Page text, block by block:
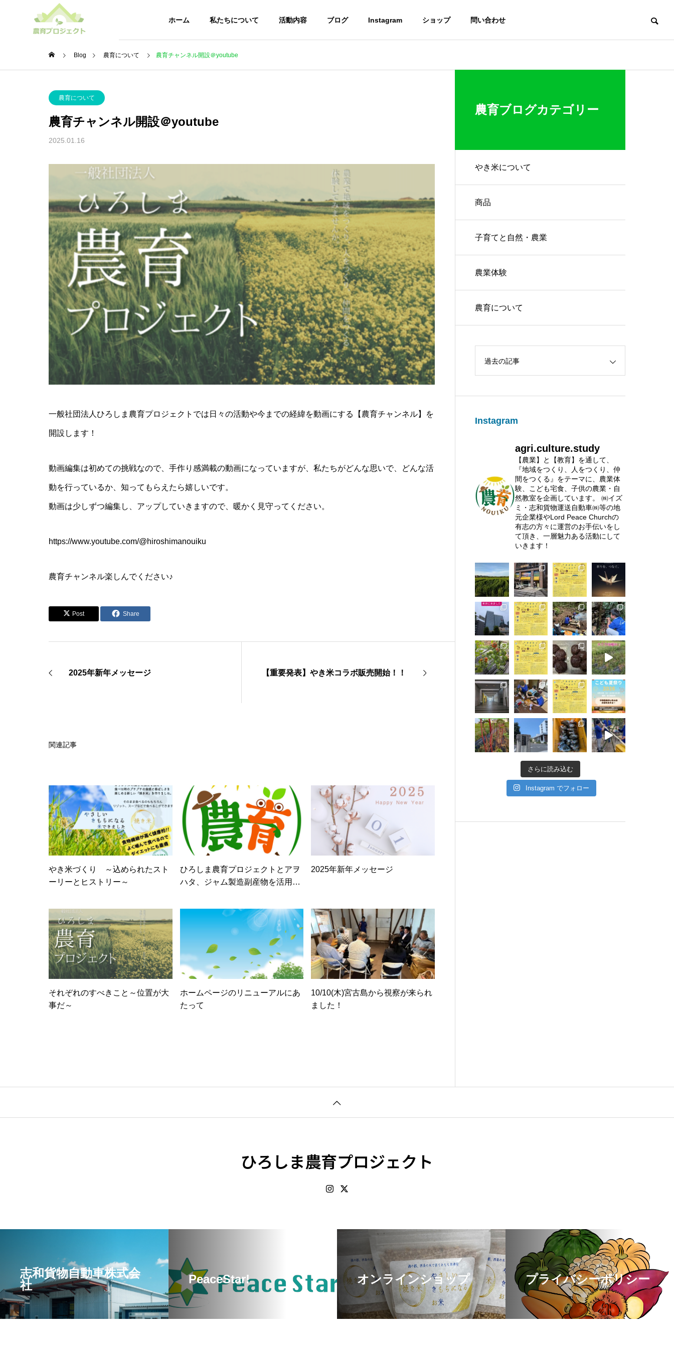
ホーム 私たちについて 活動内容 ブログ Instagram ショップ 問い合わせ
企業概要
農育ぶちうま宅食便 焼き米プロジェクト
農育ブログ
を活用した資源循環の取り組
みを本格開始 ～ジャム製造工
程の副産物を土づくりに有効
活用し、地域における循環型
農業モデルの構築を目指す～
岡山県笠岡市より視察が来ら
れました！
産物応援登録制度に採択され
Blog 農育について 農育チャンネル開設＠youtube
農育について
農育チャンネル開設＠youtube
2025.01.16
一般社団法人ひろしま農育プロジェクトでは日々の活動や今までの経緯を動画にする【農育チャンネル】を
開設します！
動画編集は初めての挑戦なので、手作り感満載の動画になっていますが、私たちがどんな思いで、どんな活
動を行っているか、知ってもらえたら嬉しいです。
動画は少しずつ編集し、アップしていきますので、暖かく見守ってください。
https://www.youtube.com/@hiroshimanouiku
農育チャンネル楽しんでください♪
Post Share
2025年新年メッセージ 【重要発表】やき米コラボ販売開始！！
関連記事
やき米づくり ～込められたスト
ーリーとヒストリー～
ひろしま農育プロジェクトとアヲ
ハタ、ジャム製造副産物を活用し
～ジャム製造工程の副産物を土づ
くりに有効活用し、地域における
循環型農業モデルの構築を目指す
2025年新年メッセージ
それぞれのすべきこと～位置が大
事だ～
ホームページのリニューアルにあ
たって
10/10(木)宮古島から視察が来られ
ました！
農育ブログカテゴリー
やき米について
商品
子育てと自然・農業
農業体験
農育について
過去の記事
Instagram
agri.culture.study
【農業】と【教育】を通して、
『地域をつくり、人をつくり、仲
間をつくる』をテーマに、農業体
験、こども宅食、子供の農業・自
然教室を企画しています。
㈱イズ
ミ・志和貨物運送自動車㈱等の地
元企業様やLord Peace Churchの
有志の方々に運営のお手伝いをし
て頂き、一層魅力ある活動にして
いきます！
さらに読み込む
Instagram でフォロー
ひろしま農育プロジェクト
志和貨物自動車株式会
社
PeaceStar! オンラインショップ プライバシーポリシー